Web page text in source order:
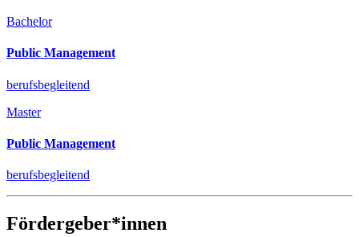
Bachelor
Public Management
berufsbegleitend
Master
Public Management
berufsbegleitend
Fördergeber*innen